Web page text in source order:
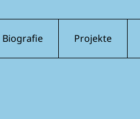
Biografie Projekte